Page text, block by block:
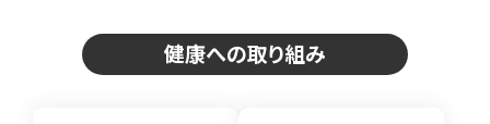
健康への取り組み